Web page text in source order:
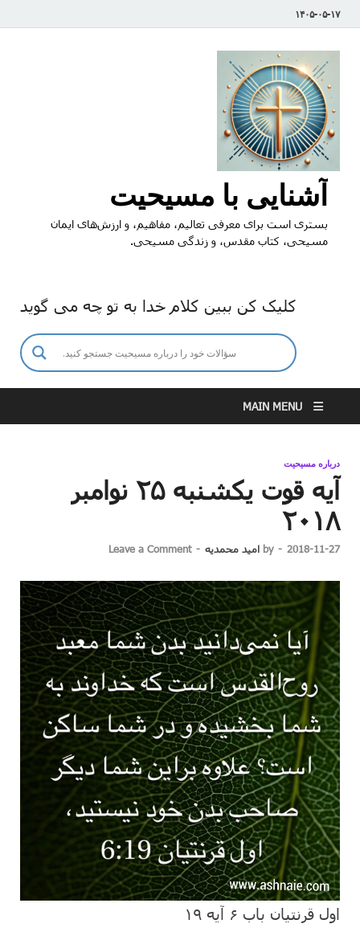
۱۴۰۵-۰۵-۱۷
آشنایی با مسیحیت
بستری است برای معرفی تعالیم، مفاهیم، و ارزش‌های ایمان
مسیحی، کتاب مقدس، و زندگی مسیحی.
کلیک کن ببین کلام خدا به تو چه می گوید
MAIN MENU
درباره مسیحیت
آیه قوت یکشنبه ۲۵ نوامبر
۲۰۱۸
2018-11-27
-
by امید محمدیه -
Leave a Comment
اول قرنتیان باب ۶ آیه ۱۹